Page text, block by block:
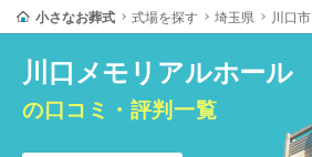
小さなお葬式 式場を探す 埼玉県 川口市
川口メモリアルホール
の口コミ・評判一覧